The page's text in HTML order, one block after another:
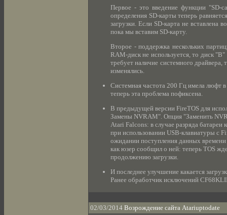
Первое - это введение функции "SD-
определения SD-карты теперь
загрузки. Если SD-карта не вставлена
пока мы вставим SD-карту.
Второе - поддержка нескольких
RAM-диск не используется, то диск
требует наличие системного
изменялись.
Системная частота 200 Гц имела люфт
теперь эта проблема пофиксена.
В предыдущей версии FireTOS для
Замены NVRAM". Опция "Заменить
Atari Falcons: в случае разряда
при использовании USB-клавиатуры с
ожидании поступления данных
как юзер сообщил о ней: теперь TOS
продолжению загрузки.
И последнее улучшение какается
Ранее обработчик исключений
02/03/2014 Возрождение сайта Atariuptodate